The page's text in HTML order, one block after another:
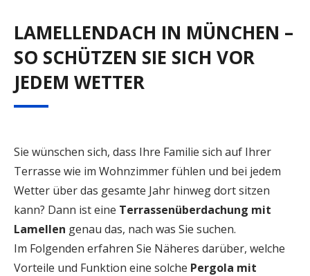
LAMELLENDACH IN MÜNCHEN –
SO SCHÜTZEN SIE SICH VOR
JEDEM WETTER
Sie wünschen sich, dass Ihre Familie sich auf Ihrer
Terrasse wie im Wohnzimmer fühlen und bei jedem
Wetter über das gesamte Jahr hinweg dort sitzen
kann? Dann ist eine Terrassenüberdachung mit
Lamellen genau das, nach was Sie suchen.
Im Folgenden erfahren Sie Näheres darüber, welche
Vorteile und Funktion eine solche Pergola mit